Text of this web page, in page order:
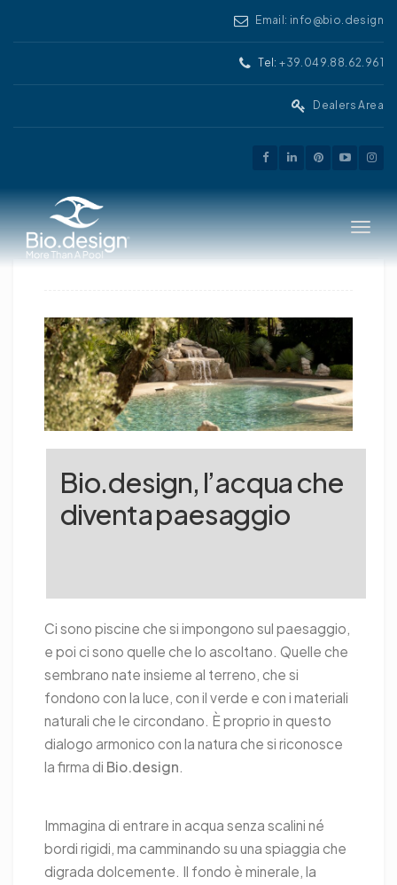
Email: info@bio.design
Tel:+39.049.88.62.961
Dealers Area
Bio.design, l’acqua che
diventa paesaggio
Ci sono piscine che si impongono sul paesaggio,
e poi ci sono quelle che lo ascoltano. Quelle che
sembrano nate insieme al terreno, che si
fondono con la luce, con il verde e con i materiali
naturali che le circondano. È proprio in questo
dialogo armonico con la natura che si riconosce
la firma di Bio.design.
Immagina di entrare in acqua senza scalini né
bordi rigidi, ma camminando su una spiaggia che
digrada dolcemente. Il fondo è minerale, la